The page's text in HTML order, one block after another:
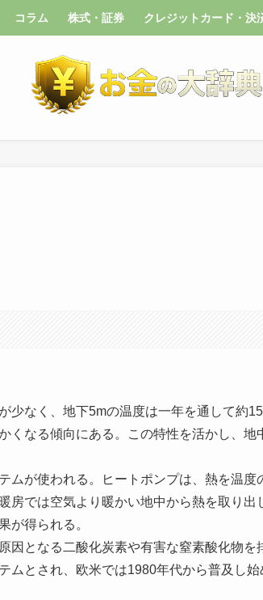
コラム 株式・証券 クレジットカード・決
少なく、地下5mの温度は一年を通して約
くなる傾向にある。この特性を活かし、地
ムが使われる。ヒートポンプは、熱を温度
房では空気より暖かい地中から熱を取り出
が得られる。
となる二酸化炭素や有害な窒素酸化物を
とされ、欧米では1980年代から普及し始